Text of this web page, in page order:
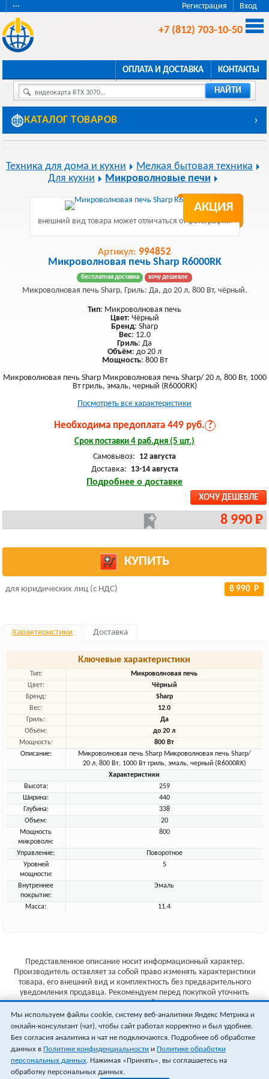
Регистрация Вход
···
+7 (812) 703-10-50
ОПЛАТА И ДОСТАВКА КОНТАКТЫ
видеокарта RTX 3070... НАЙТИ
КАТАЛОГ ТОВАРОВ ›
Техника для дома и кухни
Мелкая бытовая техника
Для кухни
Микроволновые печи
АКЦИЯ
внешний вид товара может отличаться от фотографии
Артикул: 994852
Микроволновая печь Sharp R6000RK
бесплатная доставка хочу дешевле
Микроволновая печь Sharp, Гриль: Да, до 20 л, 800 Вт, чёрный.
Тип: Микроволновая печь
Цвет: Чёрный
Бренд: Sharp
Вес: 12.0
Гриль: Да
Объём: до 20 л
Мощность: 800 Вт
Микроволновая печь Sharp Микроволновая печь Sharp/ 20 л, 800 Вт, 1000
Вт гриль, эмаль, черный (R6000RK)
Посмотреть все характеристики
Необходима предоплата 449 руб. ?
Срок поставки 4 раб.дня (5 шт.)
Самовывоз: 12 августа
Доставка: 13-14 августа
Подробнее о доставке
ХОЧУ ДЕШЕВЛЕ
8 990 Р
КУПИТЬ
для юридических лиц (с НДС) 8 990 Р
Характеристики Доставка
Ключевые характеристики
Тип:
Микроволновая печь
Цвет:
Чёрный
Бренд:
Sharp
Вес:
12.0
Гриль:
Да
Объём:
до 20 л
Мощность:
800 Вт
Описание:
Микроволновая печь Sharp Микроволновая печь Sharp/
20 л, 800 Вт, 1000 Вт гриль, эмаль, черный (R6000RK)
Характеристики
Высота:
259
Ширина:
440
Глубина:
338
Объем:
20
Мощность
микроволн:
800
Управление:
Поворотное
Уровней
мощности:
5
Внутреннее
покрытие:
Эмаль
Масса: 11.4
Представленное описание носит информационный характер.
Производитель оставляет за собой право изменять характеристики
товара, его внешний вид и комплектность без предварительного
уведомления продавца. Рекомендуем перед покупкой уточнить
характеристики товара на сайте производителя.
Указанные цены не являются публичной офертой (ст.435 ГК РФ).
Стоимость и наличие товара уточняйте у менеджера.
Мы используем файлы cookie, систему веб-аналитики Яндекс Метрика и
онлайн-консультант (чат), чтобы сайт работал корректно и был удобнее.
Без согласия аналитика и чат не подключаются. Подробнее об обработке
данных в Политике конфиденциальности и Политике обработки
персональных данных. Нажимая «Принять», вы соглашаетесь на
обработку персональных данных.